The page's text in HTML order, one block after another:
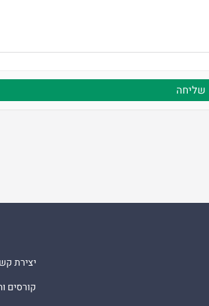
יצירת
קורסים